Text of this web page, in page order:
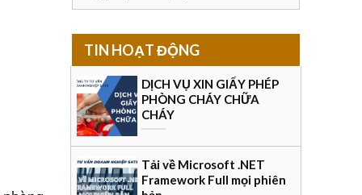
TIN HOẠT ĐỘNG
DỊCH VỤ XIN GIẤY PHÉP
PHÒNG CHÁY CHỮA
CHÁY
Tải về Microsoft .NET
Framework Full mọi phiên